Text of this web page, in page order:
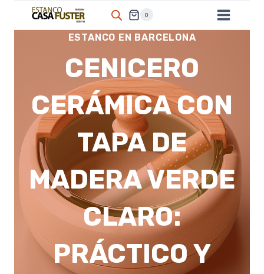
0
ESTANCO EN BARCELONA
CENICERO
CERÁMICA CON
TAPA DE
MADERA VERDE
CLARO:
PRÁCTICO Y